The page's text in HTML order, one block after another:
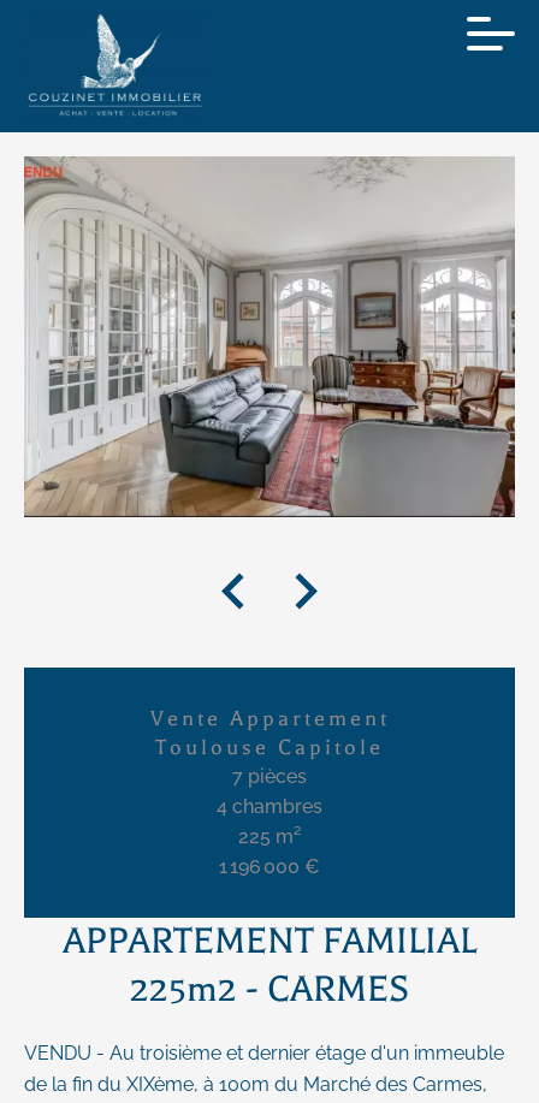
Vente Appartement
Toulouse Capitole
7 pièces
4 chambres
225 m²
1 196 000 €
APPARTEMENT FAMILIAL
225m2 - CARMES
VENDU - Au troisième et dernier étage d'un immeuble
de la fin du XIXème, à 100m du Marché des Carmes,